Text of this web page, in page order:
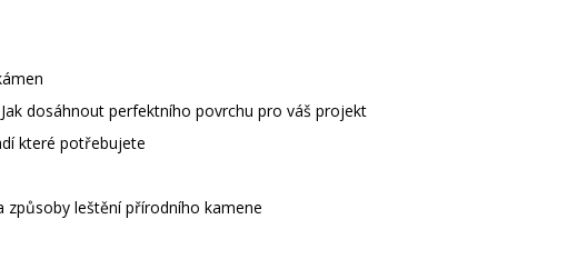
dosáhnout perfektního povrchu pro váš projekt
které potřebujete
způsoby leštění přírodního kamene